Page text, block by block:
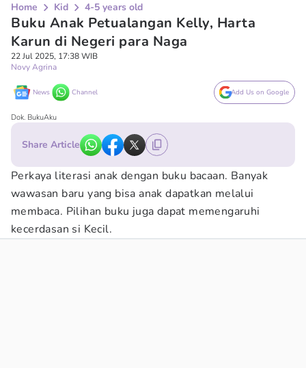
Home Kid 4-5 years old
Buku Anak Petualangan Kelly, Harta
Karun di Negeri para Naga
22 Jul 2025, 17:38 WIB
Novy Agrina
News Channel Add Us on Google
Dok. BukuAku
Share Article
Perkaya literasi anak dengan buku bacaan. Banyak
wawasan baru yang bisa anak dapatkan melalui
membaca. Pilihan buku juga dapat memengaruhi
kecerdasan si Kecil.